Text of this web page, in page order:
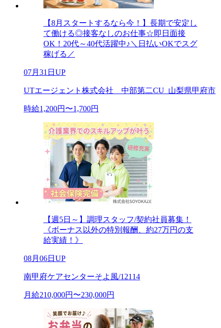
【8月スタートするなら今！】長期で安定し
て働ける◎接客なしのお仕事☆即日面接
OK！20代～40代活躍中♪＼日払いOKでスグ
稼げる／
07月31日UP
UTエージェント株式会社 中部第二CU_山梨県甲府市
時給1,200円〜1,700円
【週5日～】調理スタッフ/契約社員募集！
《ボーナス以外の特別報酬、約27万円の支
給実績！》
08月06日UP
南甲府ケアセンターそよ風/12114
月給210,000円〜230,000円